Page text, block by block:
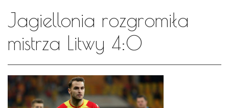
Jagiellonia rozgromiła
mistrza Litwy 4:0